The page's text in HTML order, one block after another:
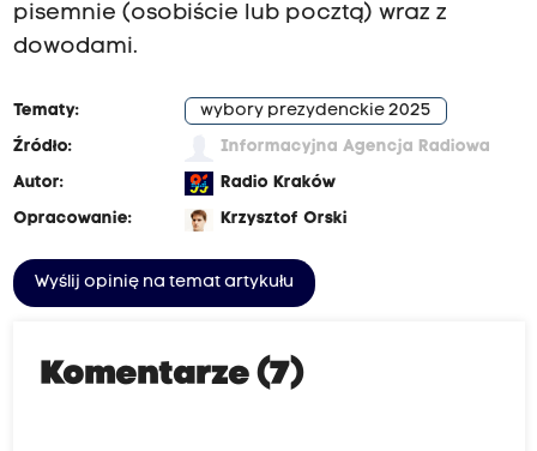
pisemnie (osobiście lub pocztą) wraz z
dowodami.
Tematy:
wybory prezydenckie 2025
Źródło:
Informacyjna Agencja Radiowa
Autor:
Radio Kraków
Opracowanie:
Krzysztof Orski
Wyślij opinię na temat artykułu
Komentarze (7)